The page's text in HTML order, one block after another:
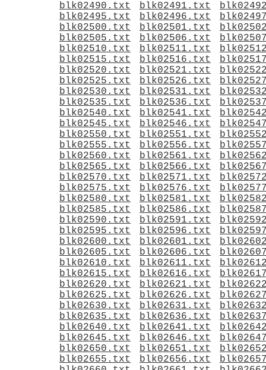
blk02490.txt
blk02491.txt
blk02495.txt
blk02496.txt
blk02500.txt
blk02501.txt
blk02505.txt
blk02506.txt
blk02510.txt
blk02511.txt
blk02515.txt
blk02516.txt
blk02520.txt
blk02521.txt
blk02525.txt
blk02526.txt
blk02530.txt
blk02531.txt
blk02535.txt
blk02536.txt
blk02540.txt
blk02541.txt
blk02545.txt
blk02546.txt
blk02550.txt
blk02551.txt
blk02555.txt
blk02556.txt
blk02560.txt
blk02561.txt
blk02565.txt
blk02566.txt
blk02570.txt
blk02571.txt
blk02575.txt
blk02576.txt
blk02580.txt
blk02581.txt
blk02585.txt
blk02586.txt
blk02590.txt
blk02591.txt
blk02595.txt
blk02596.txt
blk02600.txt
blk02601.txt
blk02605.txt
blk02606.txt
blk02610.txt
blk02611.txt
blk02615.txt
blk02616.txt
blk02620.txt
blk02621.txt
blk02625.txt
blk02626.txt
blk02630.txt
blk02631.txt
blk02635.txt
blk02636.txt
blk02640.txt
blk02641.txt
blk02645.txt
blk02646.txt
blk02650.txt
blk02651.txt
blk02655.txt
blk02656.txt